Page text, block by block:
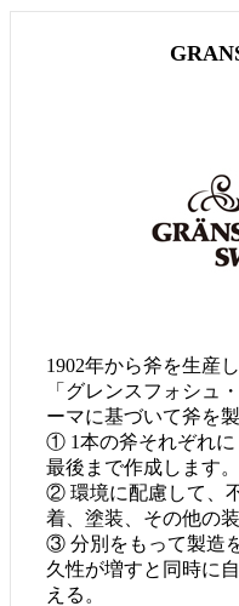
1902年から斧を生産
「グレンスフォシュ
ーマに基づいて斧を
① 1本の斧それぞれに
最後まで作成します。
② 環境に配慮して、
着、塗装、その他の
③ 分別をもって製造
久性が増すと同時に
える。